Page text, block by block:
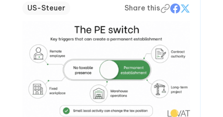
US-Steuer Share this